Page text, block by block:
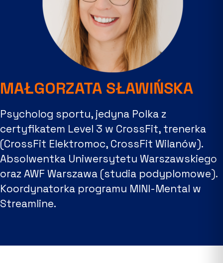
MAŁGORZATA SŁAWIŃSKA
Psycholog sportu, jedyna Polka z
certyfikatem Level 3 w CrossFit, trenerka
(CrossFit Elektromoc, CrossFit Wilanów).
Absolwentka Uniwersytetu Warszawskiego
oraz AWF Warszawa (studia podyplomowe).
Koordynatorka programu MINI-Mental w
Streamline.